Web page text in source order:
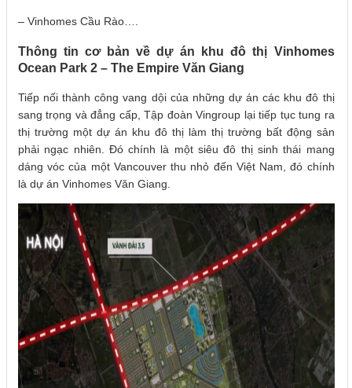
– Vinhomes Cầu Rào….
Thông tin cơ bản về dự án khu đô thị Vinhomes
Ocean Park 2 – The Empire Văn Giang
Tiếp nối thành công vang dội của những dự án các khu đô thị
sang trọng và đẳng cấp, Tập đoàn Vingroup lại tiếp tục tung ra
thị trường một dự án khu đô thị làm thị trường bất động sản
phải ngạc nhiên. Đó chính là một siêu đô thị sinh thái mang
dáng vóc của một Vancouver thu nhỏ đến Việt Nam, đó chính
là dự án Vinhomes Văn Giang.